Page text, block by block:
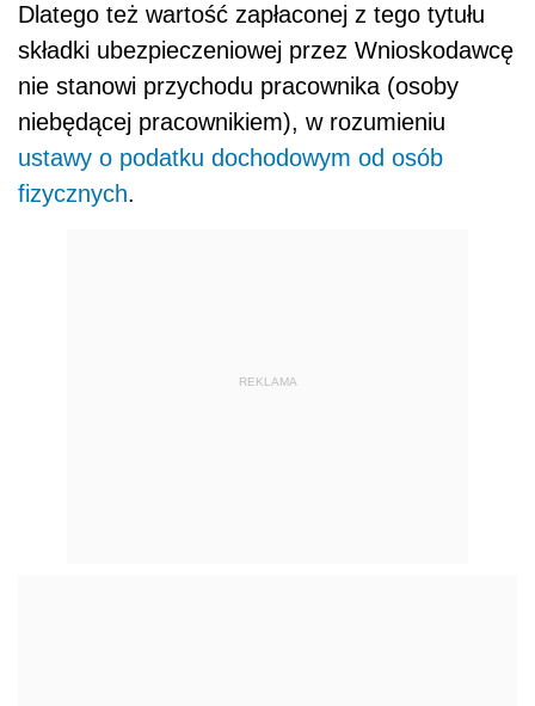
Dlatego też wartość zapłaconej z tego tytułu
składki ubezpieczeniowej przez Wnioskodawcę
nie stanowi przychodu pracownika (osoby
niebędącej pracownikiem), w rozumieniu
ustawy o podatku dochodowym od osób
fizycznych.
REKLAMA